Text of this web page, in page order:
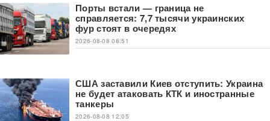
Порты встали — граница не
справляется: 7,7 тысячи украинских
фур стоят в очередях
2026-08-08 08:51
США заставили Киев отступить: Украина
не будет атаковать КТК и иностранные
танкеры
2026-08-08 12:05